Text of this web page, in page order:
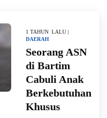
1 TAHUN LALU |
DAERAH
Seorang ASN
di Bartim
Cabuli Anak
Berkebutuhan
Khusus